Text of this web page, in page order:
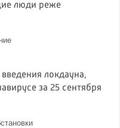
люди реже
локдауна,
за 25 сентября